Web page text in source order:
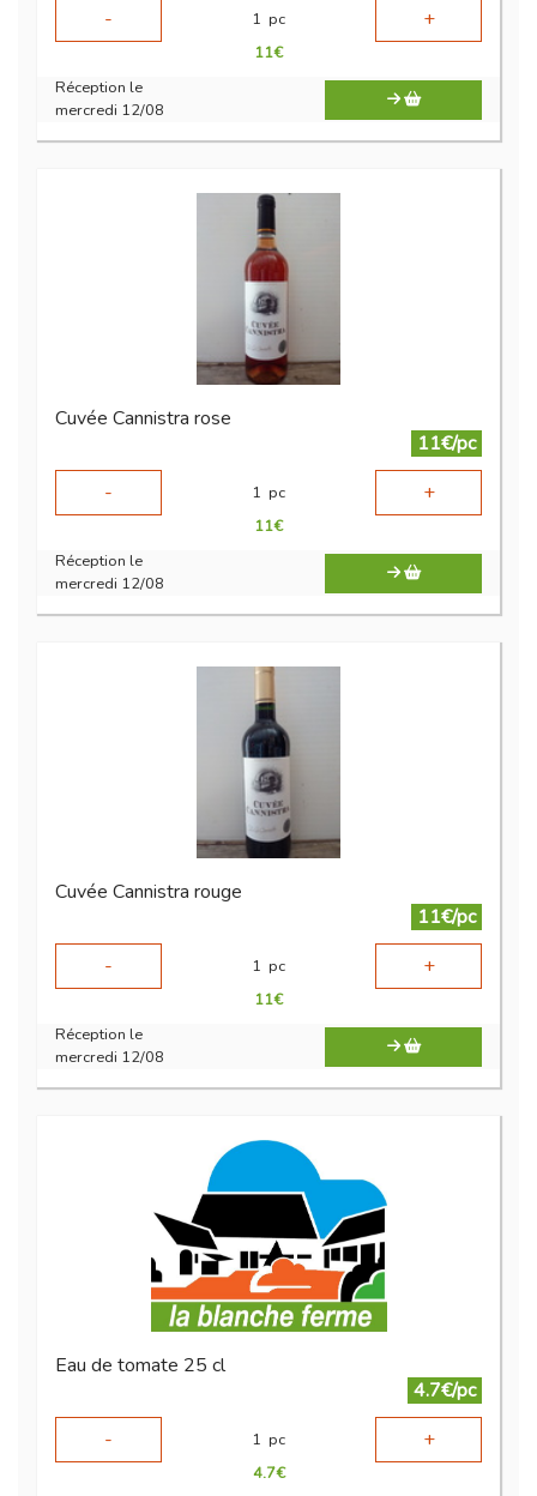
- 1 pc +
11€
Réception le
mercredi 12/08
Cuvée Cannistra rose
11€/pc
-
1 pc +
11€
Réception le
mercredi 12/08
Cuvée Cannistra rouge
11€/pc
-
1 pc +
11€
Réception le
mercredi 12/08
Eau de tomate 25 cl
4.7€/pc
-
1 pc +
4.7€